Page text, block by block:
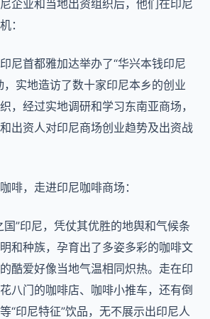
企业和当地出资组织后，他们在印尼
：
尼首都雅加达举办了“华兴本钱印尼
，实地造访了数十家印尼本乡的创业
，经过实地调研和学习东南亚商场，
出资人对印尼商场创业趋势及出资战
啡，走进印尼咖啡商场：
国”印尼，凭仗其优胜的地舆和气候条
和种族，孕育出了多姿多彩的咖啡文
酷爱好像当地气温相同炽热。走在印
八门的咖啡店、咖啡小推车，还有倒
“印尼特征”饮品，无不展示出印尼人